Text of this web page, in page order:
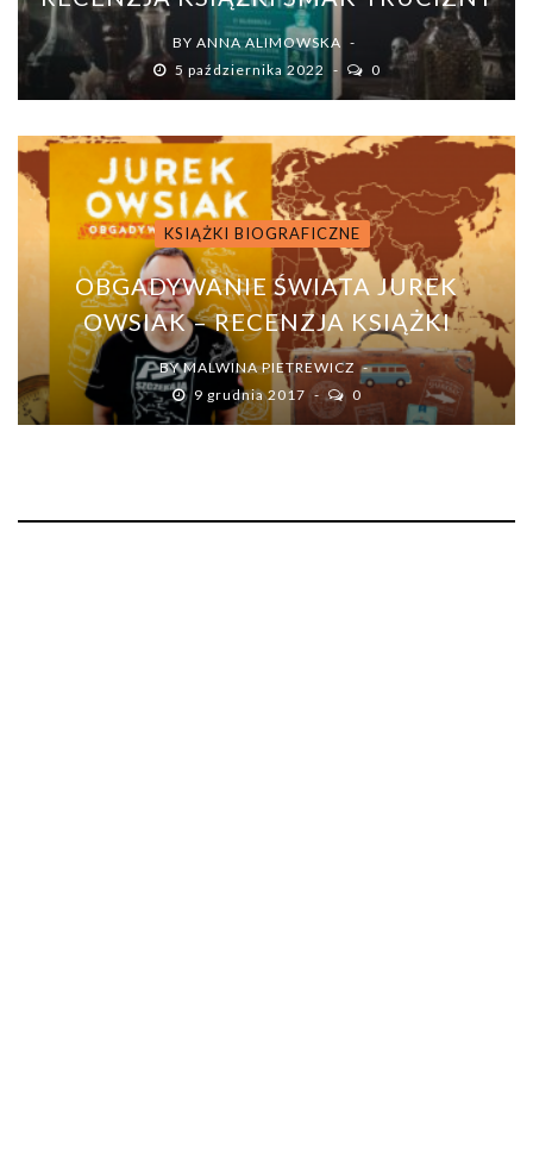
BY ANNA ALIMOWSKA
5 października 2022
0
KSIĄŻKI BIOGRAFICZNE
OBGADYWANIE ŚWIATA JUREK
OWSIAK – RECENZJA KSIĄŻKI
BYMALWINA PIETREWICZ
9 grudnia 2017
0